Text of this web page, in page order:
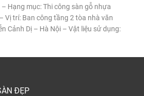
Hạng mục: Thi công sàn gỗ nhựa
Vị trí: Ban công tầng 2 tòa nhà văn
Cảnh Dị – Hà Nội – Vật liệu sử dụng:
Tecwood mã MS140K25 màu Coffee
ĐẸP